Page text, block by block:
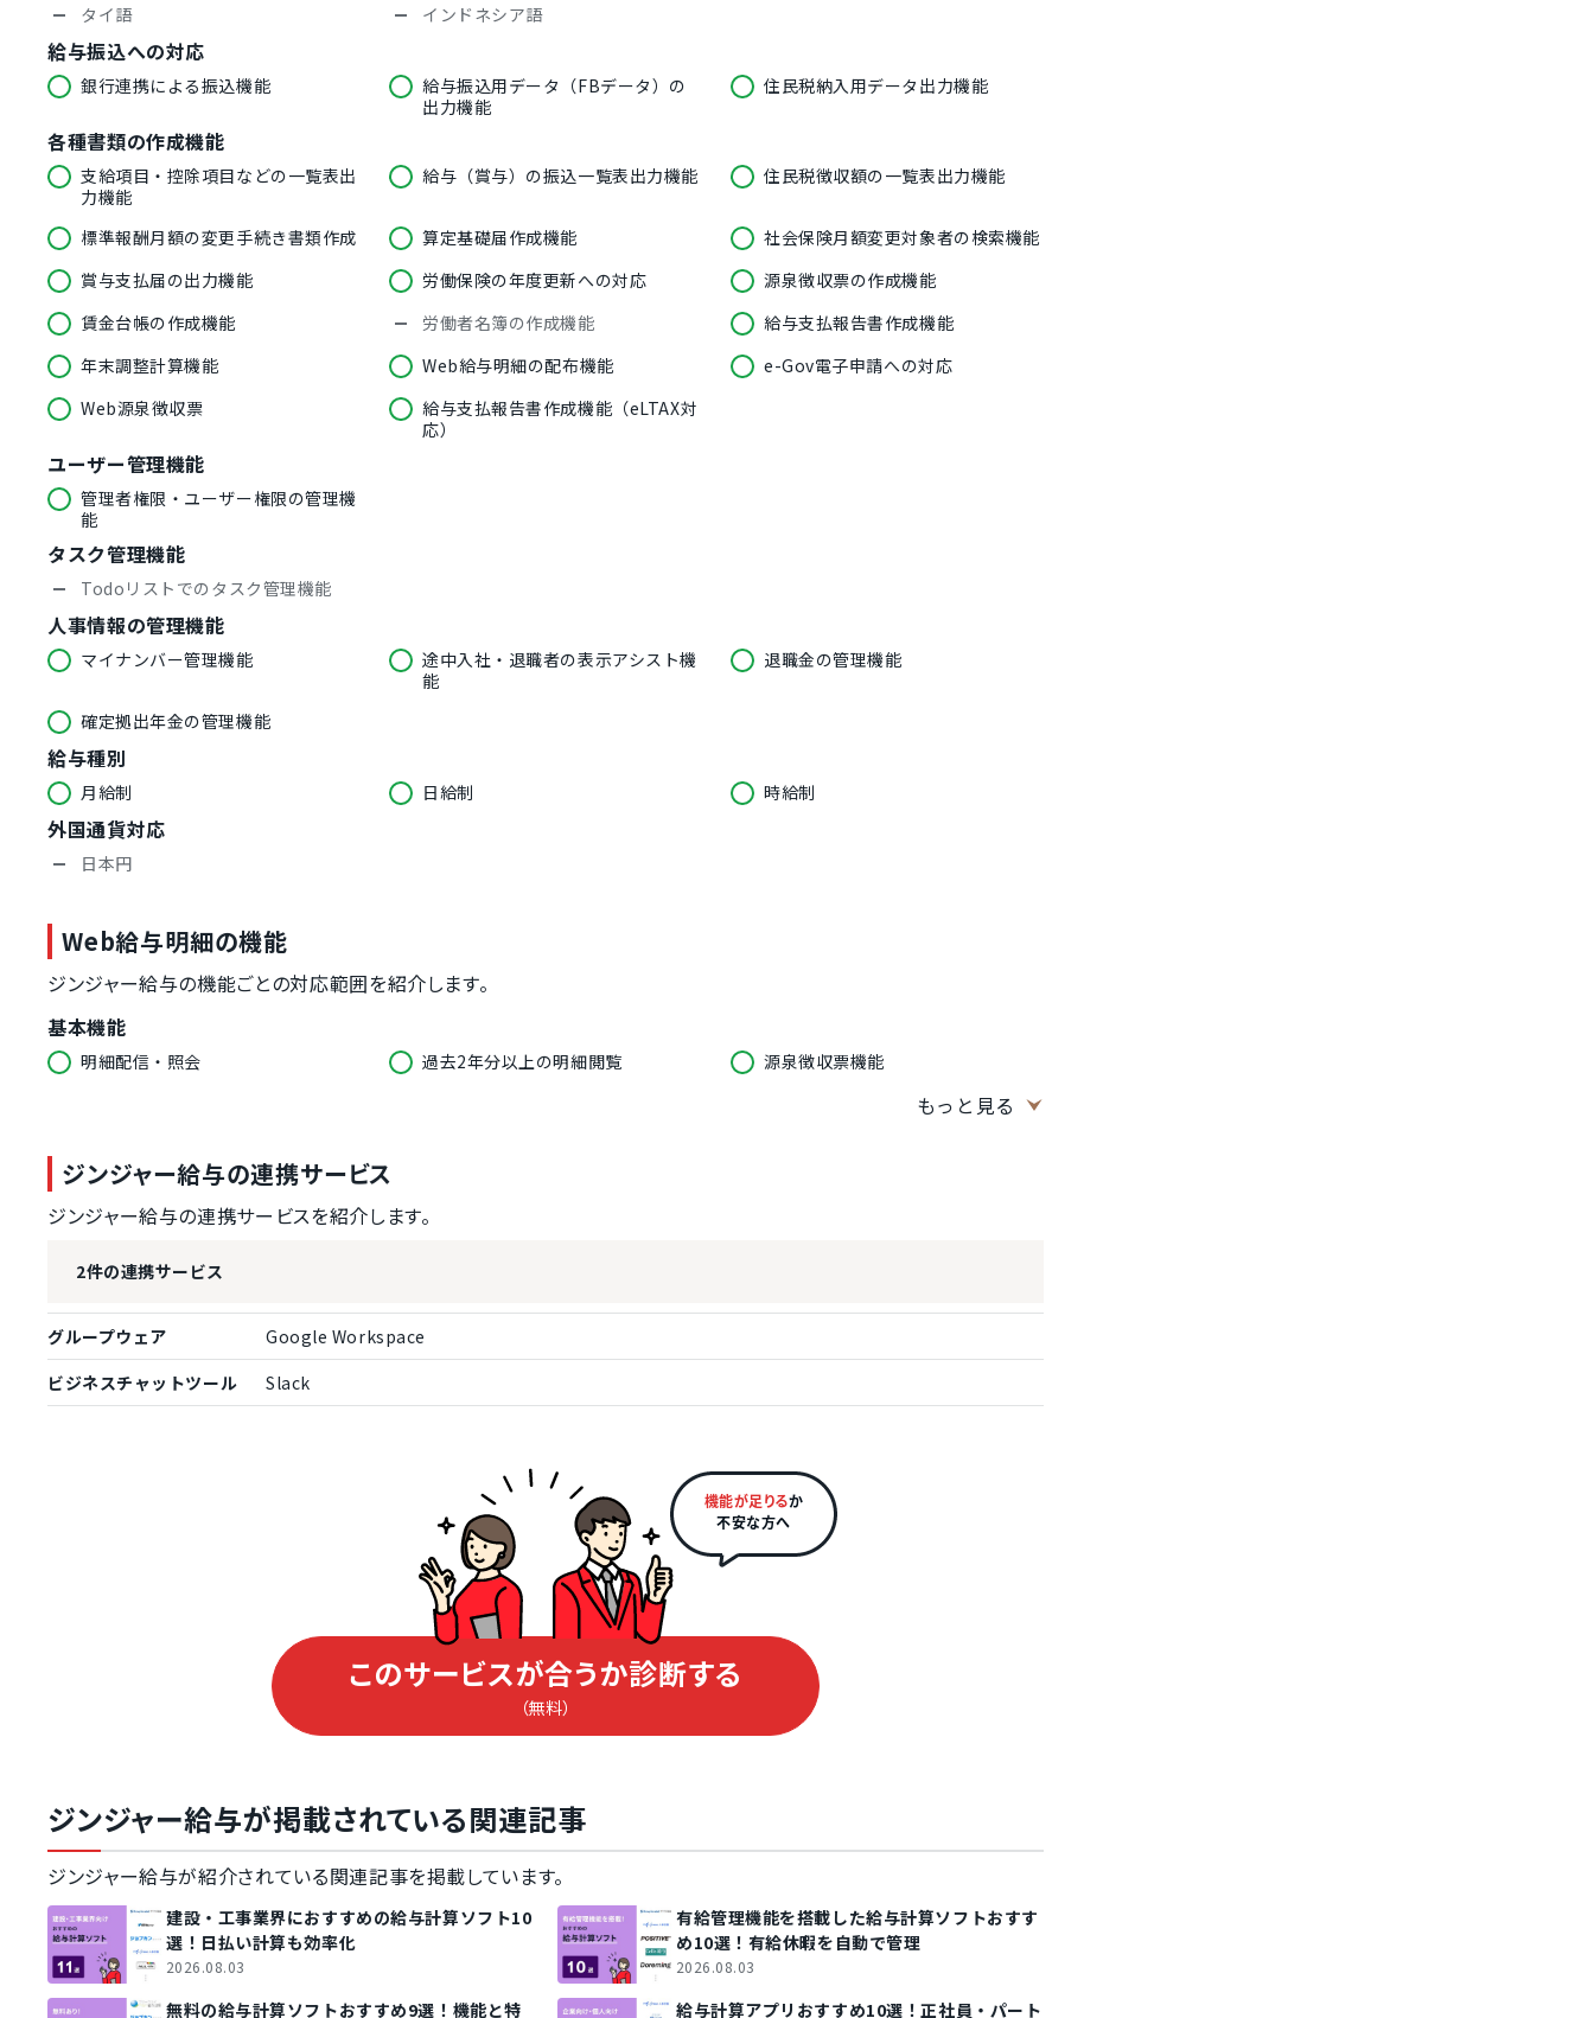
タイ語
インドネシア語
給与振込への対応
銀行連携による振込機能
給与振込用データ（FBデータ）の
出力機能
住民税納入用データ出力機能
各種書類の作成機能
支給項目・控除項目などの一覧表出
力機能
給与（賞与）の振込一覧表出力機能 住民税徴収額の一覧表出力機能
標準報酬月額の変更手続き書類作成 算定基礎届作成機能
社会保険月額変更対象者の検索機能
賞与支払届の出力機能
労働保険の年度更新への対応
源泉徴収票の作成機能
賃金台帳の作成機能
労働者名簿の作成機能
給与支払報告書作成機能
年末調整計算機能
Web給与明細の配布機能
e-Gov電子申請への対応
Web源泉徴収票
給与支払報告書作成機能（eLTAX対
応）
ユーザー管理機能
管理者権限・ユーザー権限の管理機
能
タスク管理機能
Todoリストでのタスク管理機能
人事情報の管理機能
マイナンバー管理機能
途中入社・退職者の表示アシスト機
能
退職金の管理機能
確定拠出年金の管理機能
給与種別
月給制 日給制 時給制
外国通貨対応
日本円
Web給与明細の機能
ジンジャー給与の機能ごとの対応範囲を紹介します。
基本機能
明細配信・照会 過去2年分以上の明細閲覧 源泉徴収票機能
管理機能
明細項目マスタ・テンプレート設定
退職者閲覧期限設定
複数の管理者権限設定
公開日設定
データ入力
明細PDF発行
メールでの明細配信
安否確認機能
雇用契約の更新
年末調整機能
eラーニング機能
社会保険改定通知
サポート
従業員サポート・ヘルプデスク
もっと見る
ジンジャー給与の連携サービス
ジンジャー給与の連携サービスを紹介します。
2件の連携サービス
グループウェア
Google Workspace
ビジネスチャットツール
Slack
機能が足りるか
不安な方へ
このサービスが合うか診断する
（無料）
ジンジャー給与が掲載されている関連記事
ジンジャー給与が紹介されている関連記事を掲載しています。
建設・工事業界におすすめの給与計算ソフト10
選！日払い計算も効率化
2026.08.03
有給管理機能を搭載した給与計算ソフトおすす
め10選！有給休暇を自動で管理
2026.08.03
無料の給与計算ソフトおすすめ9選！機能と特 給与計算アプリおすすめ10選！正社員・パート